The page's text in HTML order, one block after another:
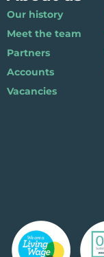
Our history
Meet the team
Partners
Accounts
Vacancies